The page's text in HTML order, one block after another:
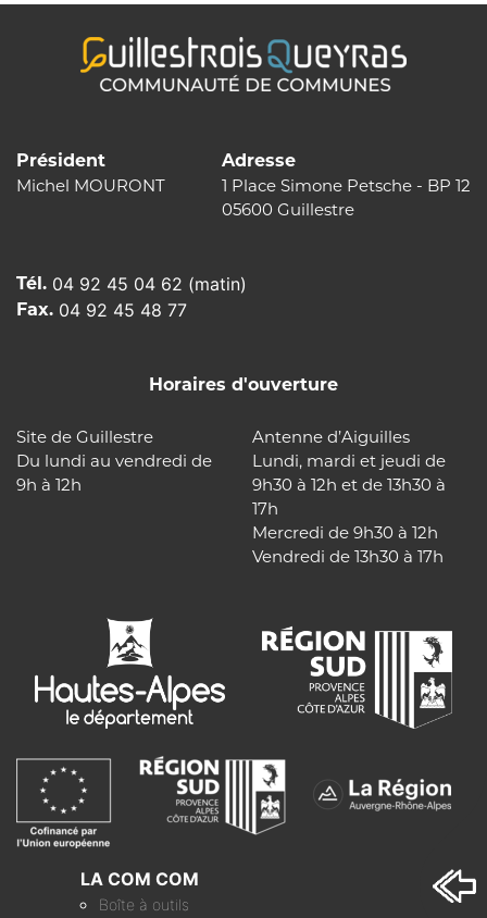
Président
Michel MOURONT
Adresse
1 Place Simone Petsche - BP 12
05600 Guillestre
Tél. 04 92 45 04 62 (matin)
Fax. 04 92 45 48 77
Horaires d'ouverture
Site de Guillestre
Du lundi au vendredi de
9h à 12h
Antenne d’Aiguilles
Lundi, mardi et jeudi de
9h30 à 12h et de 13h30 à
17h
Mercredi de 9h30 à 12h
Vendredi de 13h30 à 17h
LA COM COM
Boîte à outils